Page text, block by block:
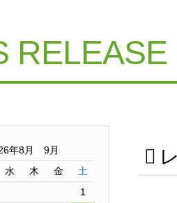
RELEASE
年8月 9月
水 木 金
土
1